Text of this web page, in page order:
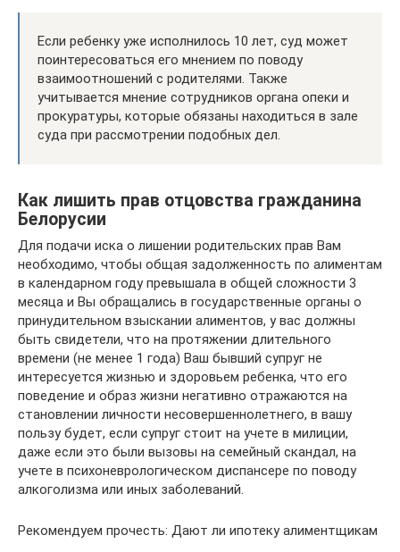
Если ребенку уже исполнилось 10 лет, суд может
поинтересоваться его мнением по поводу
взаимоотношений с родителями. Также
учитывается мнение сотрудников органа опеки и
прокуратуры, которые обязаны находиться в зале
суда при рассмотрении подобных дел.
Как лишить прав отцовства гражданина
Белорусии
Для подачи иска о лишении родительских прав Вам
необходимо, чтобы общая задолженность по алиментам
в календарном году превышала в общей сложности 3
месяца и Вы обращались в государственные органы о
принудительном взыскании алиментов, у вас должны
быть свидетели, что на протяжении длительного
времени (не менее 1 года) Ваш бывший супруг не
интересуется жизнью и здоровьем ребенка, что его
поведение и образ жизни негативно отражаются на
становлении личности несовершеннолетнего, в вашу
пользу будет, если супруг стоит на учете в милиции,
даже если это были вызовы на семейный скандал, на
учете в психоневрологическом диспансере по поводу
алкоголизма или иных заболеваний.
Рекомендуем прочесть: Дают ли ипотеку алиментщикам